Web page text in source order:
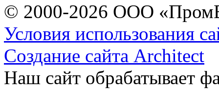
© 2000-2026 ООО
Условия использования
Создание сайта Architect
Наш сайт обрабатывает